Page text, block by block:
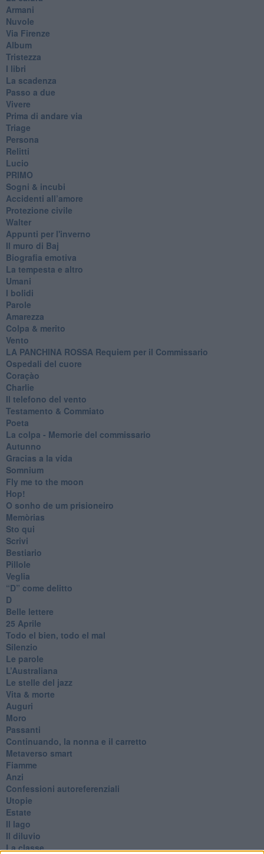
Armani
Nuvole
Via Firenze
Album
Tristezza
I libri
La scadenza
Passo a due
Vivere
Prima di andare via
Triage
Persona
Relitti
Lucio
PRIMO
Sogni & incubi
Accidenti all’amore
Protezione civile
Walter
Appunti per l'inverno
Il muro di Baj
Biografia emotiva
La tempesta e altro
Umani
I bolidi
Parole
Amarezza
Colpa & merito
Vento
​LA PANCHINA ROSSA Requiem per il Commissario
Ospedali del cuore
Coraçào
Charlie
Il telefono del vento
Testamento & Commiato
Poeta
​La colpa - Memorie del commissario
Autunno
Gracias a la vida
Somnium
Fly me to the moon
Hop!
O sonho de um prisioneiro
Memòrias
Sto qui
Scrivi
Bestiario
Pillole
Veglia
​“D” come delitto
D
Belle lettere
25 Aprile
Todo el bien, todo el mal
Silenzio
Le parole
​L’Australiana
Le stelle del jazz
Vita & morte
Auguri
Moro
Passanti
Continuando, la nonna e il carretto
Metaverso smart
Fiamme
Anzi
Confessioni autoreferenziali
Utopie
Estate
Il lago
Il diluvio
La classe